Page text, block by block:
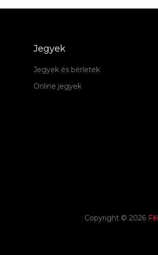
Jegyek
Jegyek és bérletek
Online jegyek
Copyright © 2026